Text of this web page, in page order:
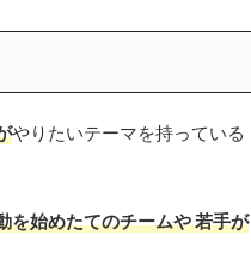
やりたいテーマを持っている
を始めたてのチームや 若手が